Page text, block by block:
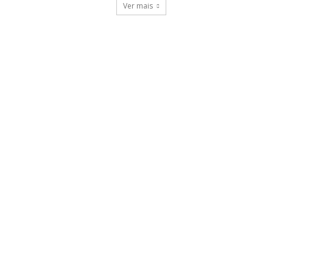
Ver mais